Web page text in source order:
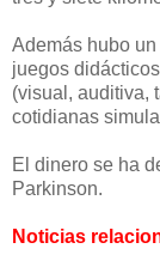
Además hubo
juegos
(visual, auditiva,
cotidianas
El dinero se ha
Parkinson.
Noticias